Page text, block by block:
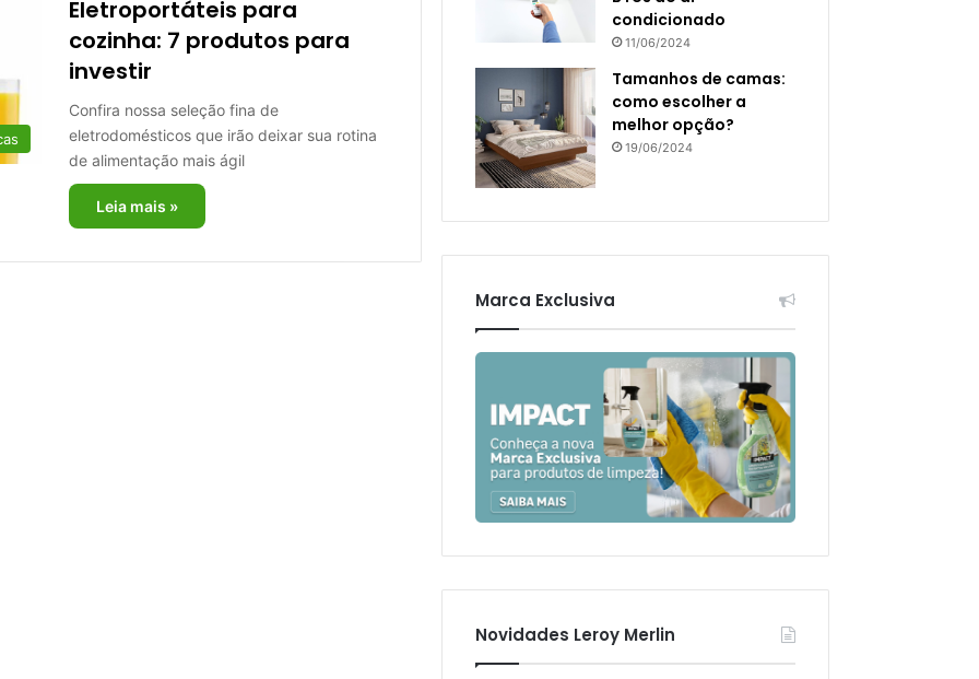
Eletroportáteis para
cozinha: 7 produtos para
investir
Confira nossa seleção fina de
eletrodomésticos que irão deixar sua rotina
de alimentação mais ágil
Leia mais »
condicionado
11/06/2024
Tamanhos de camas:
como escolher a
melhor opção?
19/06/2024
Marca Exclusiva
Novidades Leroy Merlin